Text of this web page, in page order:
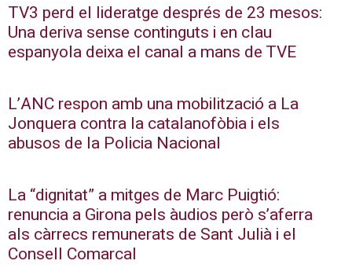
TV3 perd el lideratge després de 23 mesos:
Una deriva sense continguts i en clau
espanyola deixa el canal a mans de TVE
L’ANC respon amb una mobilització a La
Jonquera contra la catalanofòbia i els
abusos de la Policia Nacional
La “dignitat” a mitges de Marc Puigtió:
renuncia a Girona pels àudios però s’aferra
als càrrecs remunerats de Sant Julià i el
Consell Comarcal